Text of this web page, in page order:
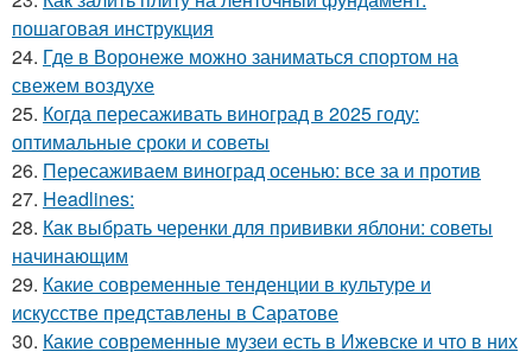
пошаговая инструкция
24. Где в Воронеже можно заниматься спортом на
свежем воздухе
25. Когда пересаживать виноград в 2025 году:
оптимальные сроки и советы
26. Пересаживаем виноград осенью: все за и против
27. Headlines:
28. Как выбрать черенки для прививки яблони: советы
начинающим
29. Какие современные тенденции в культуре и
искусстве представлены в Саратове
30. Какие современные музеи есть в Ижевске и что в них